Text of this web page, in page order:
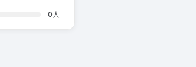
0 人